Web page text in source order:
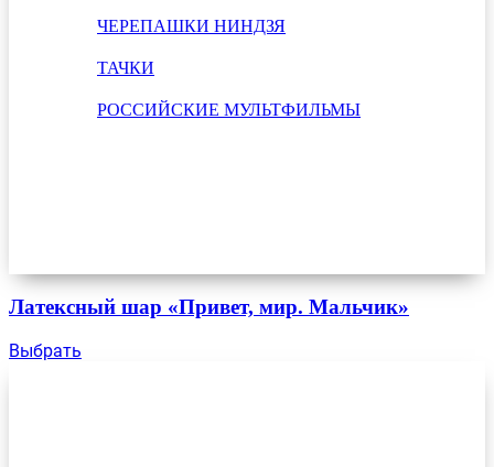
ЧЕРЕПАШКИ НИНДЗЯ
ТАЧКИ
РОССИЙСКИЕ МУЛЬТФИЛЬМЫ
Латексный шар «Привет, мир. Мальчик»
Выбрать